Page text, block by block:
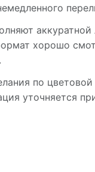
хорошо
по
уточняется